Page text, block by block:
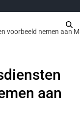
voorbeeld nemen aan
aan